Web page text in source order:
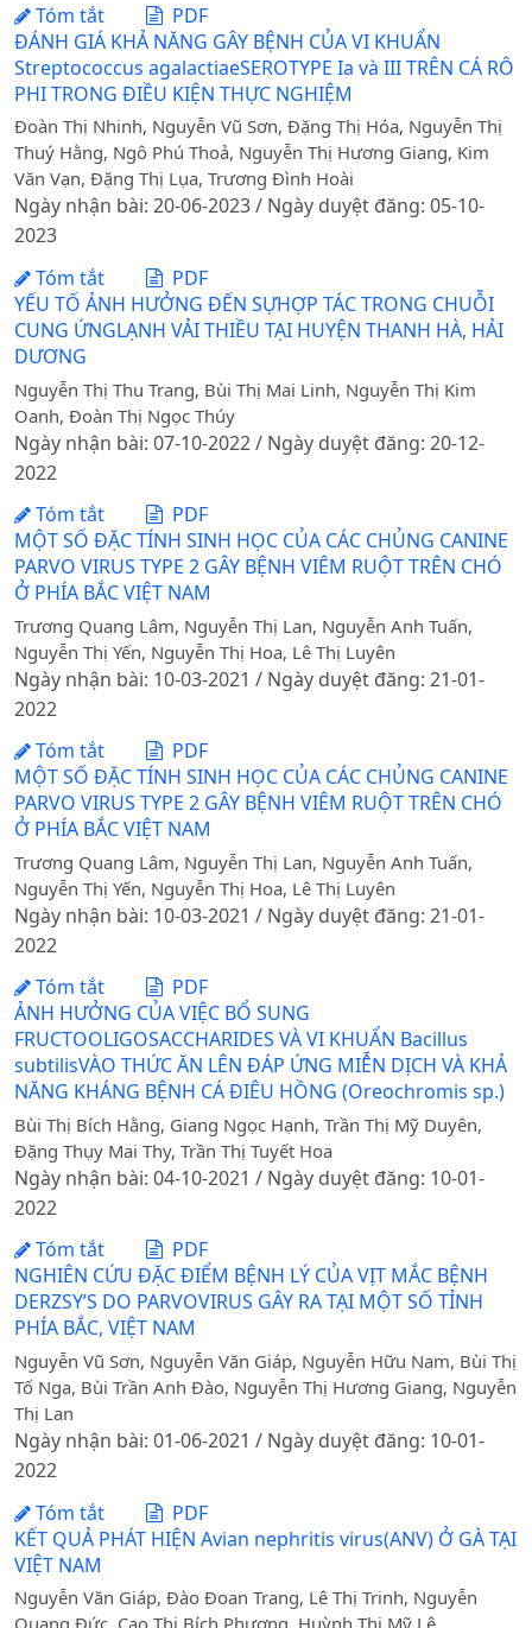
Tóm tắt
PDF
ĐÁNH GIÁ KHẢ NĂNG GÂY BỆNH CỦA VI KHUẨN
Streptococcus agalactiaeSEROTYPE Ia và III TRÊN CÁ RÔ
PHI TRONG ĐIỀU KIỆN THỰC NGHIỆM
Đoàn Thị Nhinh, Nguyễn Vũ Sơn, Đặng Thị Hóa, Nguyễn Thị
Thuý Hằng, Ngô Phú Thoả, Nguyễn Thị Hương Giang, Kim
Văn Vạn, Đặng Thị Lụa, Trương Đình Hoài
Ngày nhận bài: 20-06-2023 / Ngày duyệt đăng: 05-10-
2023
Tóm tắt
PDF
YẾU TỐ ẢNH HƯỞNG ĐẾN SỰHỢP TÁC TRONG CHUỖI
CUNG ỨNGLẠNH VẢI THIỀU TẠI HUYỆN THANH HÀ, HẢI
DƯƠNG
Nguyễn Thị Thu Trang, Bùi Thị Mai Linh, Nguyễn Thị Kim
Oanh, Đoàn Thị Ngọc Thúy
Ngày nhận bài: 07-10-2022 / Ngày duyệt đăng: 20-12-
2022
Tóm tắt
PDF
MỘT SỐ ĐẶC TÍNH SINH HỌC CỦA CÁC CHỦNG CANINE
PARVO VIRUS TYPE 2 GÂY BỆNH VIÊM RUỘT TRÊN CHÓ
Ở PHÍA BẮC VIỆT NAM
Trương Quang Lâm, Nguyễn Thị Lan, Nguyễn Anh Tuấn,
Nguyễn Thị Yến, Nguyễn Thị Hoa, Lê Thị Luyên
Ngày nhận bài: 10-03-2021 / Ngày duyệt đăng: 21-01-
2022
Tóm tắt
PDF
MỘT SỐ ĐẶC TÍNH SINH HỌC CỦA CÁC CHỦNG CANINE
PARVO VIRUS TYPE 2 GÂY BỆNH VIÊM RUỘT TRÊN CHÓ
Ở PHÍA BẮC VIỆT NAM
Trương Quang Lâm, Nguyễn Thị Lan, Nguyễn Anh Tuấn,
Nguyễn Thị Yến, Nguyễn Thị Hoa, Lê Thị Luyên
Ngày nhận bài: 10-03-2021 / Ngày duyệt đăng: 21-01-
2022
Tóm tắt
PDF
ẢNH HƯỞNG CỦA VIỆC BỔ SUNG
FRUCTOOLIGOSACCHARIDES VÀ VI KHUẨN Bacillus
subtilisVÀO THỨC ĂN LÊN ĐÁP ỨNG MIỄN DỊCH VÀ KHẢ
NĂNG KHÁNG BỆNH CÁ ĐIÊU HỒNG (Oreochromis sp.)
Bùi Thị Bích Hằng, Giang Ngọc Hạnh, Trần Thị Mỹ Duyên,
Đặng Thụy Mai Thy, Trần Thị Tuyết Hoa
Ngày nhận bài: 04-10-2021 / Ngày duyệt đăng: 10-01-
2022
Tóm tắt
PDF
NGHIÊN CỨU ĐẶC ĐIỂM BỆNH LÝ CỦA VỊT MẮC BỆNH
DERZSY’S DO PARVOVIRUS GÂY RA TẠI MỘT SỐ TỈNH
PHÍA BẮC, VIỆT NAM
Nguyễn Vũ Sơn, Nguyễn Văn Giáp, Nguyễn Hữu Nam, Bùi Thị
Tố Nga, Bùi Trần Anh Đào, Nguyễn Thị Hương Giang, Nguyễn
Thị Lan
Ngày nhận bài: 01-06-2021 / Ngày duyệt đăng: 10-01-
2022
Tóm tắt
PDF
KẾT QUẢ PHÁT HIỆN Avian nephritis virus(ANV) Ở GÀ TẠI
VIỆT NAM
Nguyễn Văn Giáp, Đào Đoan Trang, Lê Thị Trinh, Nguyễn